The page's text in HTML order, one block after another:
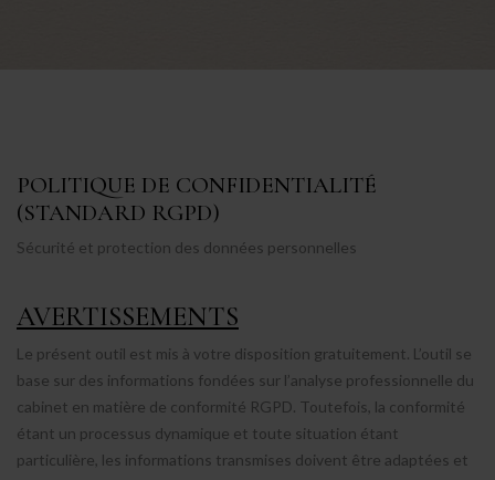
POLITIQUE DE CONFIDENTIALITÉ
(STANDARD RGPD)
Sécurité et protection des données personnelles
AVERTISSEMENTS
Le présent outil est mis à votre disposition gratuitement. L’outil se
base sur des informations fondées sur l’analyse professionnelle du
cabinet en matière de conformité RGPD. Toutefois, la conformité
étant un processus dynamique et toute situation étant
particulière, les informations transmises doivent être adaptées et